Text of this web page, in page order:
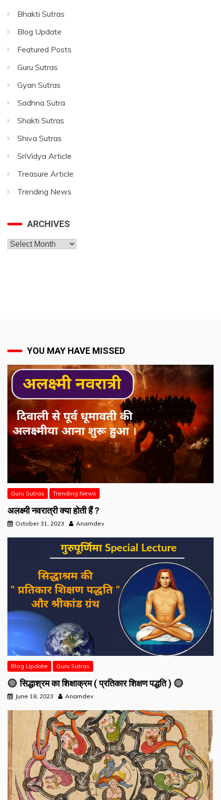
Bhakti Sutras
Blog Update
Featured Posts
Guru Sutras
Gyan Sutras
Sadhna Sutra
Shakti Sutras
Shiva Sutras
SriVidya Article
Treasure Article
Trending News
ARCHIVES
Archives
YOU MAY HAVE MISSED
Guru Sutras Trending News
अलक्ष्मी नवरात्री क्या होती हैं ?
October 31, 2023 Anamdev
Blog Update Guru Sutras
सिद्धाश्रम का शिक्षाक्रम ( प्रतिकार शिक्षण पद्धति )
June 18, 2023 Anamdev